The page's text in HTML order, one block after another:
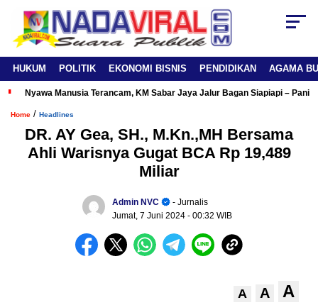
HUKUM POLITIK EKONOMI BISNIS PENDIDIKAN AGAMA
Nyawa Manusia Terancam, KM Sabar Jaya Jalur Bagan Siapiapi –
Home / Headlines
DR. AY Gea, SH., M.Kn.,MH Bersama
Ahli Warisnya Gugat BCA Rp 19,489
Miliar
Admin NVC
- Jurnalis
Jumat, 7 Juni 2024 - 00:32 WIB
A A A